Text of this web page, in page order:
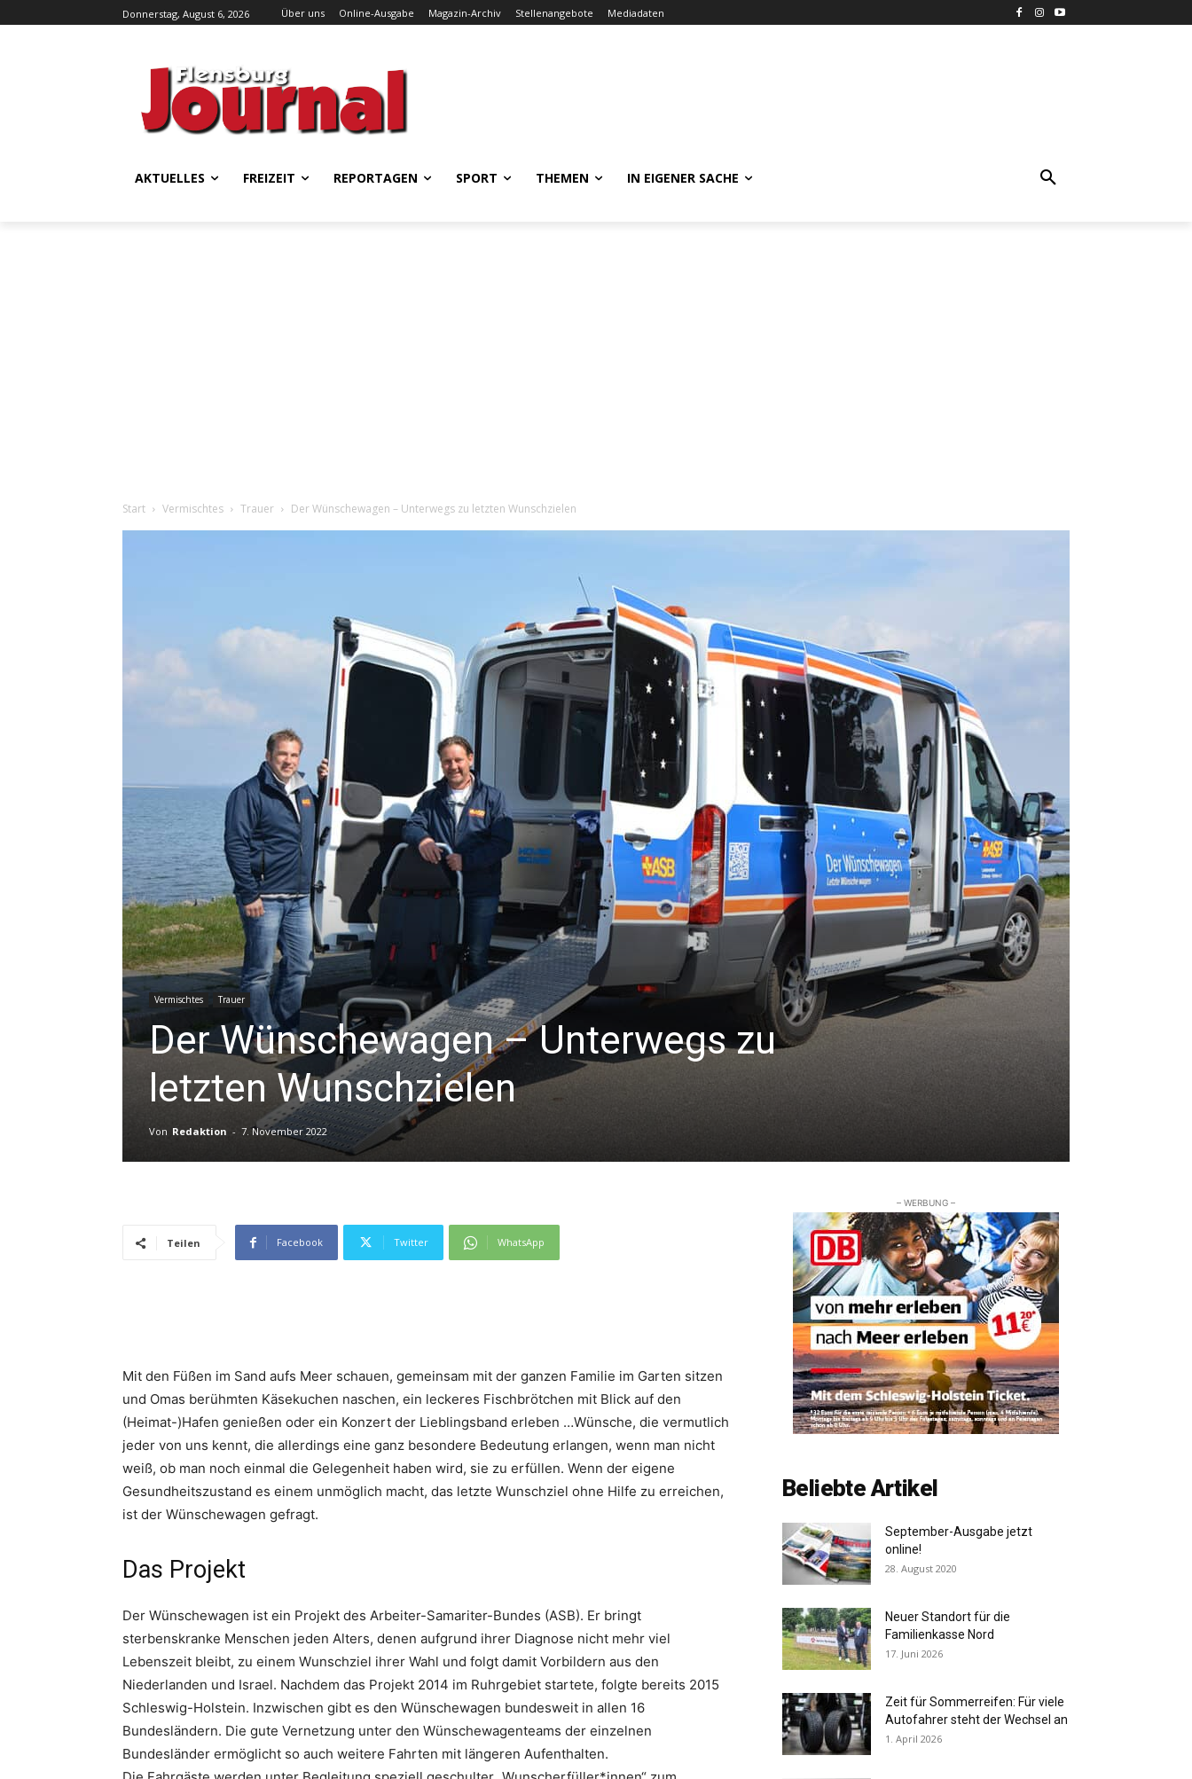
Donnerstag, August 6, 2026 Über uns Online-Ausgabe Magazin-Archiv Stellenangebote Mediadaten
AKTUELLES FREIZEIT REPORTAGEN SPORT THEMEN IN EIGENER SACHE
Start Vermischtes Trauer Der Wünschewagen – Unterwegs zu letzten Wunschzielen
Vermischtes Trauer
Der Wünschewagen – Unterwegs zu
letzten Wunschzielen
Von Redaktion - 7. November 2022
Teilen Facebook Twitter WhatsApp
Mit den Füßen im Sand aufs Meer schauen, gemeinsam mit der ganzen Familie im Garten sitzen
und Omas berühmten Käsekuchen naschen, ein leckeres Fischbrötchen mit Blick auf den
(Heimat-)Hafen genießen oder ein Konzert der Lieblingsband erleben …Wünsche, die vermutlich
jeder von uns kennt, die allerdings eine ganz besondere Bedeutung erlangen, wenn man nicht
weiß, ob man noch einmal die Gelegenheit haben wird, sie zu erfüllen. Wenn der eigene
Gesundheitszustand es einem unmöglich macht, das letzte Wunschziel ohne Hilfe zu erreichen,
ist der Wünschewagen gefragt.
Das Projekt
Der Wünschewagen ist ein Projekt des Arbeiter-Samariter-Bundes (ASB). Er bringt
sterbenskranke Menschen jeden Alters, denen aufgrund ihrer Diagnose nicht mehr viel
Lebenszeit bleibt, zu einem Wunschziel ihrer Wahl und folgt damit Vorbildern aus den
Niederlanden und Israel. Nachdem das Projekt 2014 im Ruhrgebiet startete, folgte bereits 2015
Schleswig-Holstein. Inzwischen gibt es den Wünschewagen bundesweit in allen 16
Bundesländern. Die gute Vernetzung unter den Wünschewagenteams der einzelnen
Bundesländer ermöglicht so auch weitere Fahrten mit längeren Aufenthalten.
– WERBUNG –
Beliebte Artikel
September-Ausgabe jetzt
online!
28. August 2020
Neuer Standort für die
Familienkasse Nord
17. Juni 2026
Zeit für Sommerreifen: Für viele
Autofahrer steht der Wechsel an
1. April 2026